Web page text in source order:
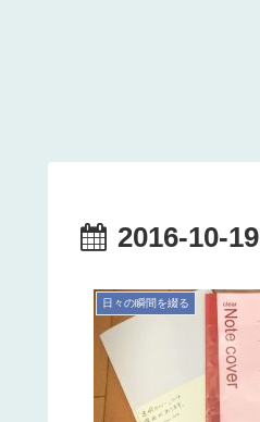
2016-10-19
日々の瞬間を綴る